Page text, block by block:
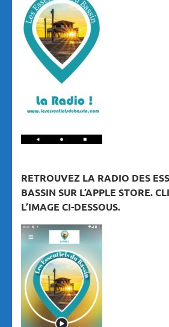
RETROUVEZ LA RADIO DES
BASSIN SUR L’APPLE STORE.
L’IMAGE CI-DESSOUS.